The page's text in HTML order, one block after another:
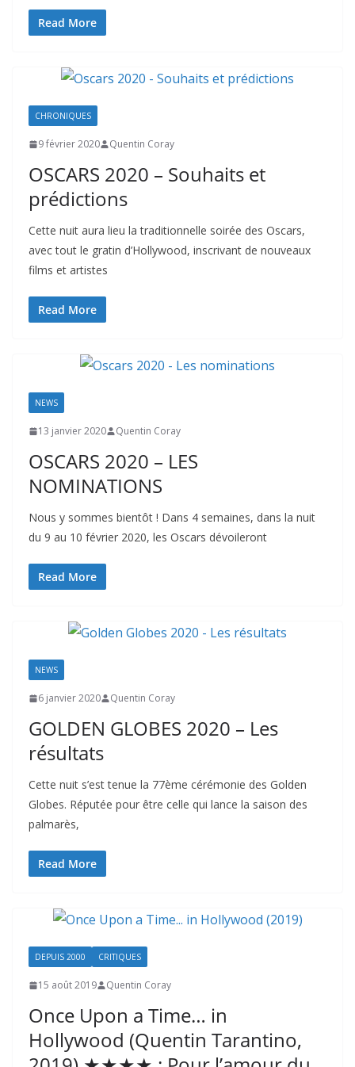
Read More
CHRONIQUES
9 février 2020 Quentin Coray
OSCARS 2020 – Souhaits et
prédictions
Cette nuit aura lieu la traditionnelle soirée des Oscars,
avec tout le gratin d’Hollywood, inscrivant de nouveaux
films et artistes
Read More
NEWS
13 janvier 2020 Quentin Coray
OSCARS 2020 – LES
NOMINATIONS
Nous y sommes bientôt ! Dans 4 semaines, dans la nuit
du 9 au 10 février 2020, les Oscars dévoileront
Read More
NEWS
6 janvier 2020 Quentin Coray
GOLDEN GLOBES 2020 – Les
résultats
Cette nuit s’est tenue la 77ème cérémonie des Golden
Globes. Réputée pour être celle qui lance la saison des
palmarès,
Read More
DEPUIS 2000 CRITIQUES
15 août 2019 Quentin Coray
Once Upon a Time… in
Hollywood (Quentin Tarantino,